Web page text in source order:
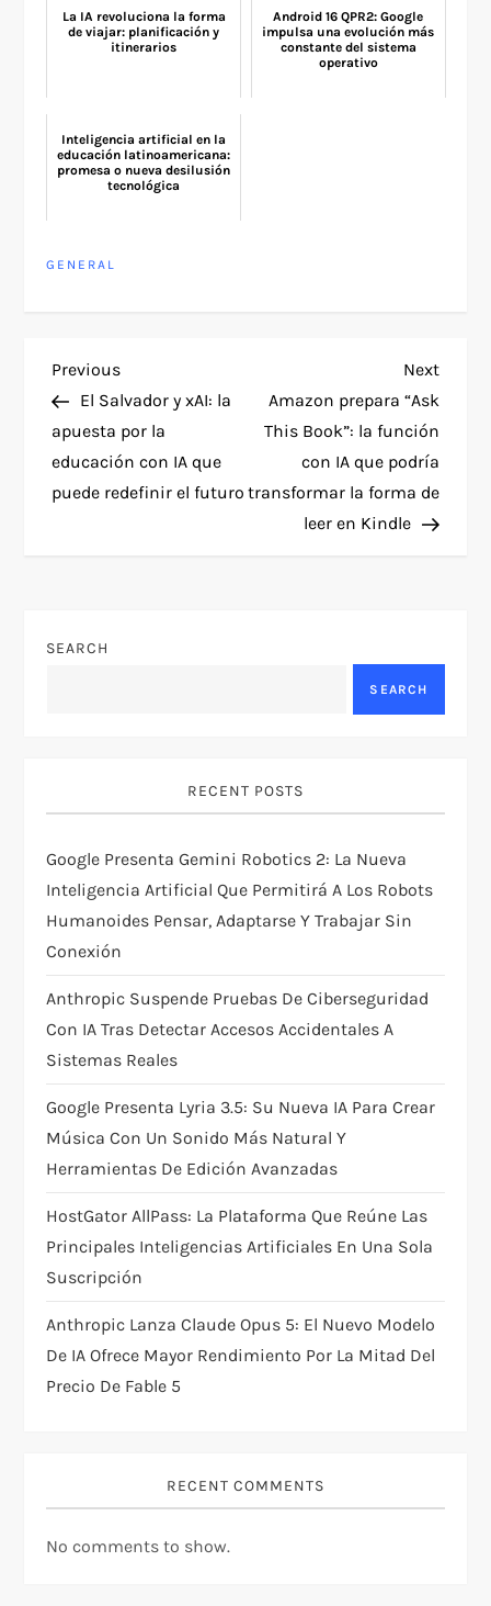
La IA revoluciona la forma
de viajar: planificación y
itinerarios
Android 16 QPR2: Google
impulsa una evolución más
constante del sistema
operativo
Inteligencia artificial en la
educación latinoamericana:
promesa o nueva desilusión
tecnológica
GENERAL
P
o
s
a
a
t
i
o
n
Previous
Post
Previous
El Salvador y xAI: la
apuesta por la
educación con IA que
puede redefinir el futuro
Next
Post
Next
Amazon prepara “Ask
This Book”: la función
con IA que podría
transformar la forma de
leer en Kindle
SEARCH
SEARCH
RECENT POSTS
Google Presenta Gemini Robotics 2: La Nueva
Inteligencia Artificial Que Permitirá A Los Robots
Humanoides Pensar, Adaptarse Y Trabajar Sin
Conexión
Anthropic Suspende Pruebas De Ciberseguridad
Con IA Tras Detectar Accesos Accidentales A
Sistemas Reales
Google Presenta Lyria 3.5: Su Nueva IA Para Crear
Música Con Un Sonido Más Natural Y
Herramientas De Edición Avanzadas
HostGator AllPass: La Plataforma Que Reúne Las
Principales Inteligencias Artificiales En Una Sola
Suscripción
Anthropic Lanza Claude Opus 5: El Nuevo Modelo
De IA Ofrece Mayor Rendimiento Por La Mitad Del
Precio De Fable 5
RECENT COMMENTS
No comments to show.